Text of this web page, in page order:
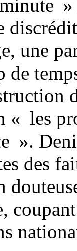
une
de
« les
».
des